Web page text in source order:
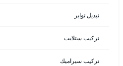
تبديل تواير
تركيب ستلايت
تركيب سيراميك